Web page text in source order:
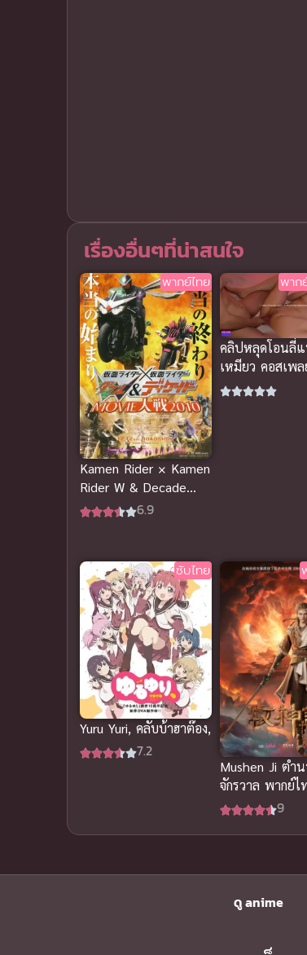
เรื่องอื่นๆที่น่าสนใจ
พากย์ไทย
Kamen Rider × Kamen
Rider W & Decade
Movie Wars 2010
6.9
พาก
คลิปหลุดโอนลี่
เหมียว คอสเพล
โดนจัดหนัก นมใ
ซับไทย
Yuru Yuri, คลับบ้าฮาต๊อง,
7.2
Mushen Ji ตำ
จักรวาล พากย์ไ
9
ดู anime